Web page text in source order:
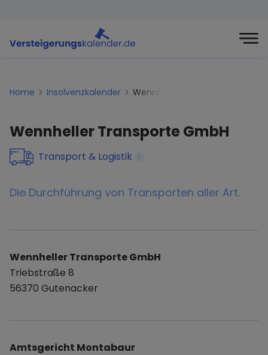
Home Insolvenzkalender Wennheller-transporte-gmbh
Wennheller Transporte GmbH
Transport & Logistik i
Die Durchführung von Transporten aller Art.
Wennheller Transporte GmbH
Triebstraße 8
56370 Gutenacker
Amtsgericht Montabaur